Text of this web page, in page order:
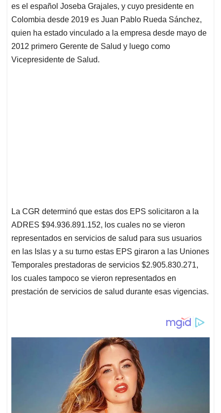
es el español Joseba Grajales, y cuyo presidente en
Colombia desde 2019 es Juan Pablo Rueda Sánchez,
quien ha estado vinculado a la empresa desde mayo de
2012 primero Gerente de Salud y luego como
Vicepresidente de Salud.
La CGR determinó que estas dos EPS solicitaron a la
ADRES $94.936.891.152, los cuales no se vieron
representados en servicios de salud para sus usuarios
en las Islas y a su turno estas EPS giraron a las Uniones
Temporales prestadoras de servicios $2.905.830.271,
los cuales tampoco se vieron representados en
prestación de servicios de salud durante esas vigencias.